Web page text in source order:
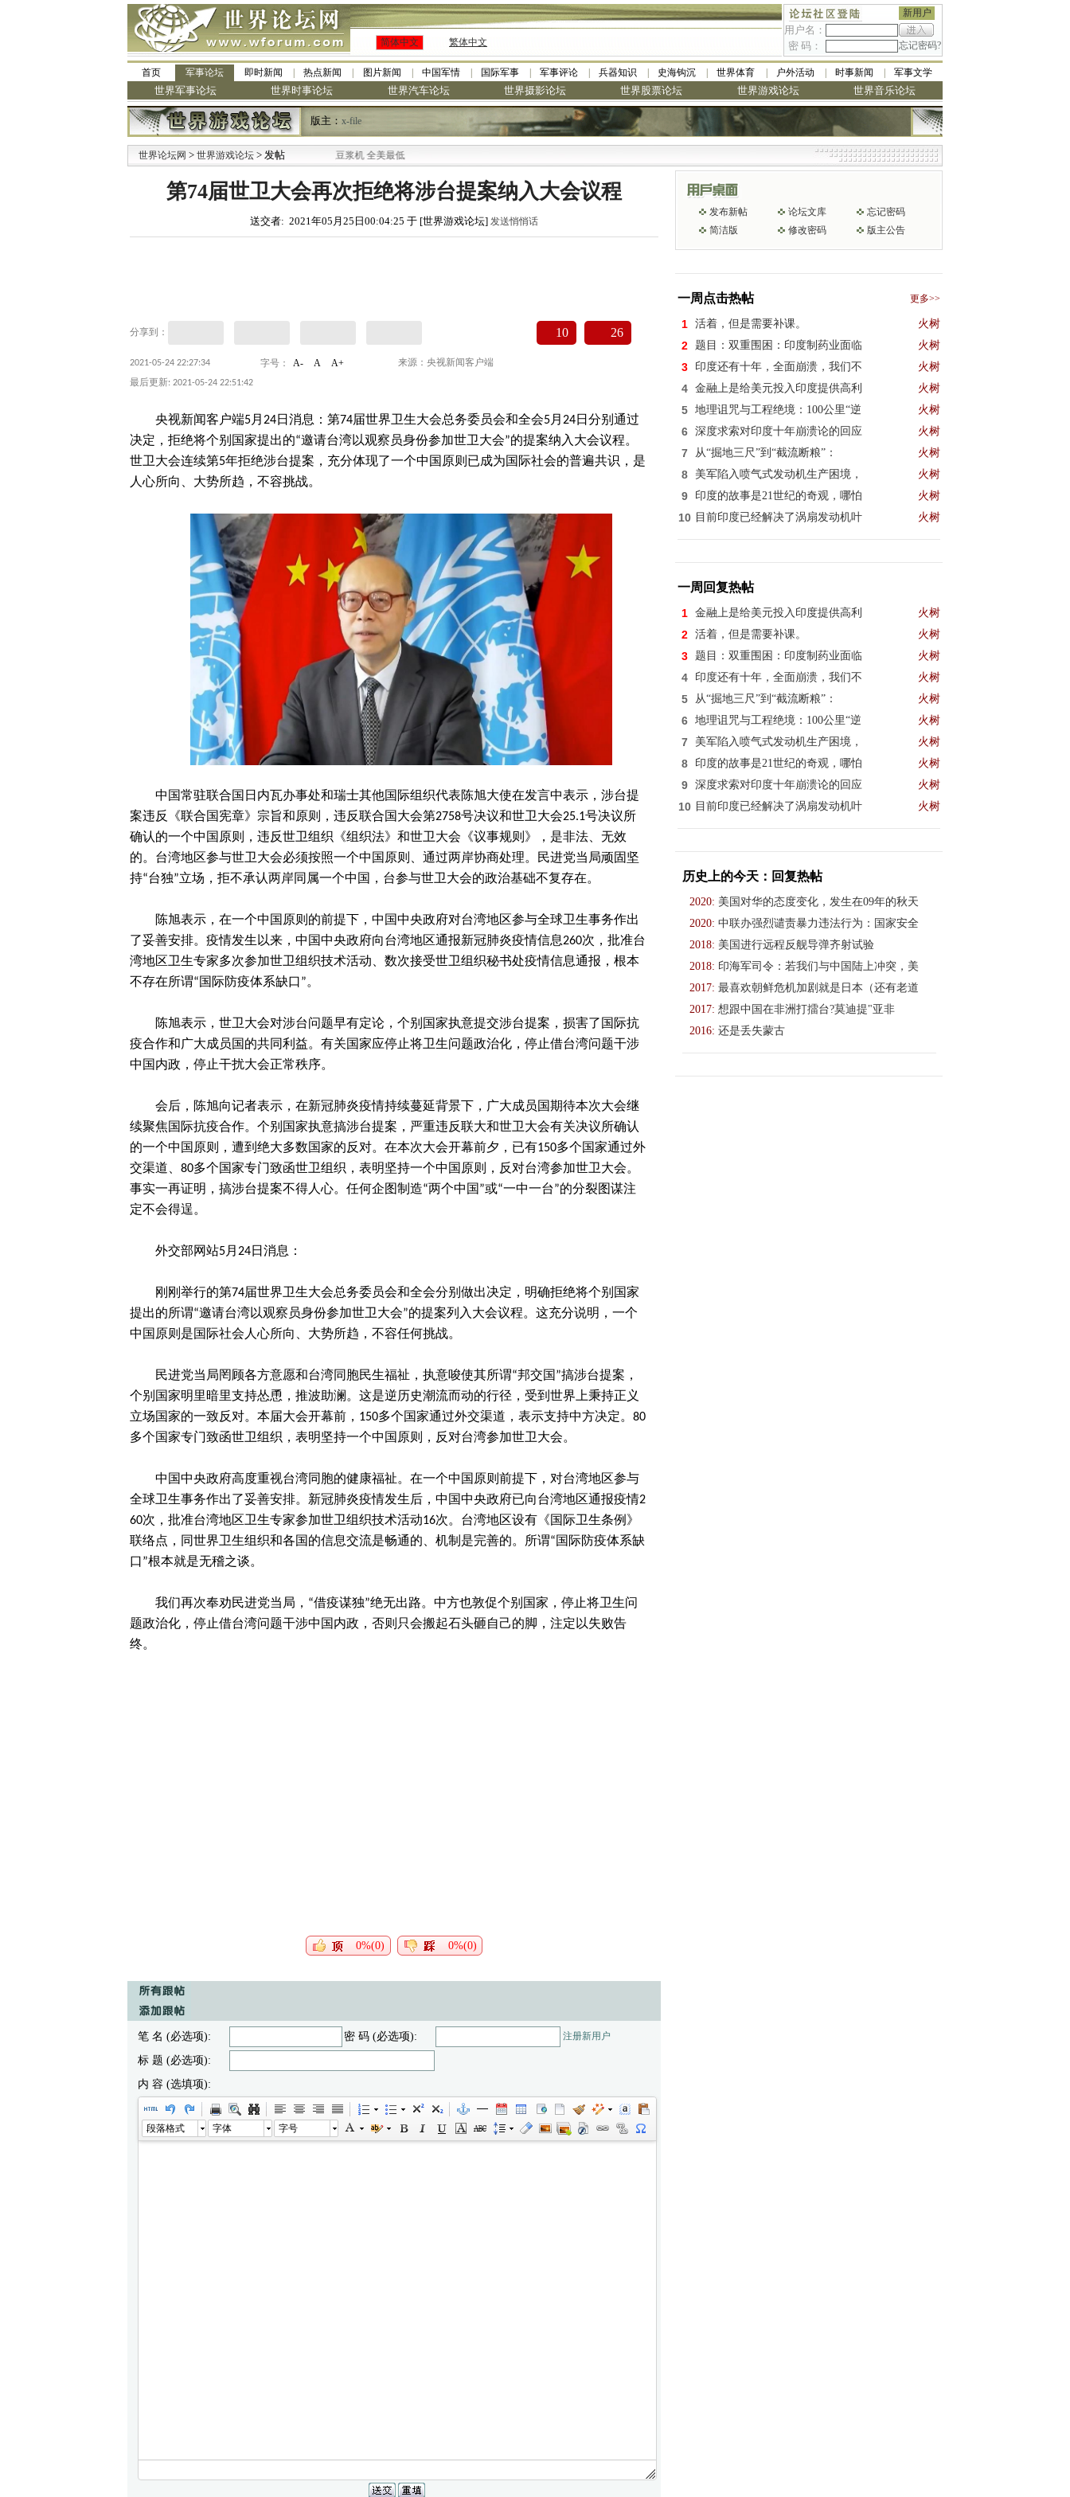
新用户
用户名：
密 码：
忘记密码?
简体中文 繁体中文
首页 军事论坛 即时新闻 热点新闻 图片新闻 中国军情 国际军事 军事评论 兵器知识 史海钩沉 世界体育 户外活动 时事新闻 军事文学
世界军事论坛 世界时事论坛 世界汽车论坛 世界摄影论坛 世界股票论坛 世界游戏论坛 世界音乐论坛
版主： x-file
世界论坛网 > 世界游戏论坛 > 发帖
·九阳全新免清洗型豆浆机 全美最低
第74届世卫大会再次拒绝将涉台提案纳入大会议程
送交者: 2021年05月25日00:04:25 于 [世界游戏论坛] 发送悄悄话
分享到： 10 26
2021-05-24 22:27:34 字号： A- A A+ 来源：央视新闻客户端
最后更新: 2021-05-24 22:51:42
央视新闻客户端5月24日消息：第74届世界卫生大会总务委员会和全会5月24日分别通过
决定，拒绝将个别国家提出的“邀请台湾以观察员身份参加世卫大会”的提案纳入大会议程。
世卫大会连续第5年拒绝涉台提案，充分体现了一个中国原则已成为国际社会的普遍共识，是
人心所向、大势所趋，不容挑战。
中国常驻联合国日内瓦办事处和瑞士其他国际组织代表陈旭大使在发言中表示，涉台提
案违反《联合国宪章》宗旨和原则，违反联合国大会第2758号决议和世卫大会25.1号决议所
确认的一个中国原则，违反世卫组织《组织法》和世卫大会《议事规则》，是非法、无效
的。台湾地区参与世卫大会必须按照一个中国原则、通过两岸协商处理。民进党当局顽固坚
持“台独”立场，拒不承认两岸同属一个中国，台参与世卫大会的政治基础不复存在。
陈旭表示，在一个中国原则的前提下，中国中央政府对台湾地区参与全球卫生事务作出
了妥善安排。疫情发生以来，中国中央政府向台湾地区通报新冠肺炎疫情信息260次，批准台
湾地区卫生专家多次参加世卫组织技术活动、数次接受世卫组织秘书处疫情信息通报，根本
不存在所谓“国际防疫体系缺口”。
陈旭表示，世卫大会对涉台问题早有定论，个别国家执意提交涉台提案，损害了国际抗
疫合作和广大成员国的共同利益。有关国家应停止将卫生问题政治化，停止借台湾问题干涉
中国内政，停止干扰大会正常秩序。
会后，陈旭向记者表示，在新冠肺炎疫情持续蔓延背景下，广大成员国期待本次大会继
续聚焦国际抗疫合作。个别国家执意搞涉台提案，严重违反联大和世卫大会有关决议所确认
的一个中国原则，遭到绝大多数国家的反对。在本次大会开幕前夕，已有150多个国家通过外
交渠道、80多个国家专门致函世卫组织，表明坚持一个中国原则，反对台湾参加世卫大会。
事实一再证明，搞涉台提案不得人心。任何企图制造“两个中国”或“一中一台”的分裂图谋注
定不会得逞。
外交部网站5月24日消息：
刚刚举行的第74届世界卫生大会总务委员会和全会分别做出决定，明确拒绝将个别国家
提出的所谓“邀请台湾以观察员身份参加世卫大会”的提案列入大会议程。这充分说明，一个
中国原则是国际社会人心所向、大势所趋，不容任何挑战。
民进党当局罔顾各方意愿和台湾同胞民生福祉，执意唆使其所谓“邦交国”搞涉台提案，
个别国家明里暗里支持怂恿，推波助澜。这是逆历史潮流而动的行径，受到世界上秉持正义
立场国家的一致反对。本届大会开幕前，150多个国家通过外交渠道，表示支持中方决定。80
多个国家专门致函世卫组织，表明坚持一个中国原则，反对台湾参加世卫大会。
中国中央政府高度重视台湾同胞的健康福祉。在一个中国原则前提下，对台湾地区参与
全球卫生事务作出了妥善安排。新冠肺炎疫情发生后，中国中央政府已向台湾地区通报疫情2
60次，批准台湾地区卫生专家参加世卫组织技术活动16次。台湾地区设有《国际卫生条例》
联络点，同世界卫生组织和各国的信息交流是畅通的、机制是完善的。所谓“国际防疫体系缺
口”根本就是无稽之谈。
我们再次奉劝民进党当局，“借疫谋独”绝无出路。中方也敦促个别国家，停止将卫生问
题政治化，停止借台湾问题干涉中国内政，否则只会搬起石头砸自己的脚，注定以失败告
终。
0%(0) 0%(0)
笔 名 (必选项): 密 码 (必选项): 注册新用户
标 题 (必选项):
内 容 (选填项):
段落格式 字体 字号
发布新帖 论坛文库
忘记密码
简洁版
修改密码 版主公告
一周点击热帖 更多>>
1 活着，但是需要补课。 火树
2 题目：双重围困：印度制药业面临 火树
3 印度还有十年，全面崩溃，我们不 火树
4 金融上是给美元投入印度提供高利 火树
5 地理诅咒与工程绝境：100公里“逆 火树
6 深度求索对印度十年崩溃论的回应 火树
7 从“掘地三尺”到“截流断粮”： 火树
8 美军陷入喷气式发动机生产困境， 火树
9 印度的故事是21世纪的奇观，哪怕 火树
10 目前印度已经解决了涡扇发动机叶 火树
一周回复热帖
1 金融上是给美元投入印度提供高利 火树
2 活着，但是需要补课。 火树
3 题目：双重围困：印度制药业面临 火树
4 印度还有十年，全面崩溃，我们不 火树
5 从“掘地三尺”到“截流断粮”： 火树
6 地理诅咒与工程绝境：100公里“逆 火树
7 美军陷入喷气式发动机生产困境， 火树
8 印度的故事是21世纪的奇观，哪怕 火树
9 深度求索对印度十年崩溃论的回应 火树
10 目前印度已经解决了涡扇发动机叶 火树
历史上的今天：回复热帖
2020: 美国对华的态度变化，发生在09年的秋天
2020: 中联办强烈谴责暴力违法行为：国家安全
2018: 美国进行远程反舰导弹齐射试验
2018: 印海军司令：若我们与中国陆上冲突，美
2017: 最喜欢朝鲜危机加剧就是日本（还有老道
2017: 想跟中国在非洲打擂台?莫迪提"亚非
2016: 还是丢失蒙古